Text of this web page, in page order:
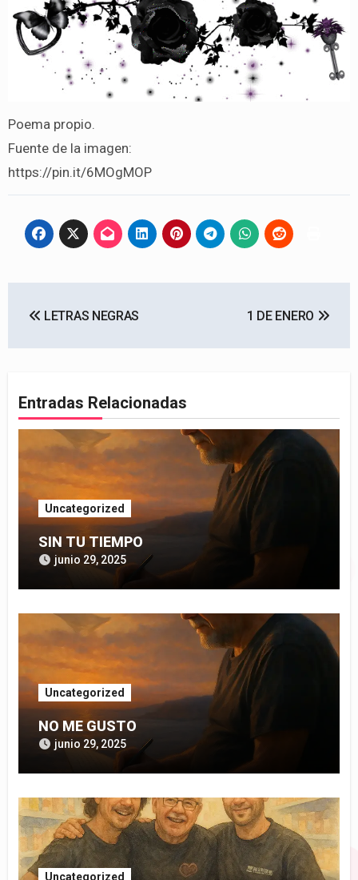
Poema propio.
Fuente de la imagen:
https://pin.it/6MOgMOP
de
LETRAS NEGRAS 1 DE ENERO
Entradas Relacionadas
Uncategorized
SIN TU TIEMPO
junio 29, 2025
Uncategorized
NO ME GUSTO
junio 29, 2025
Uncategorized